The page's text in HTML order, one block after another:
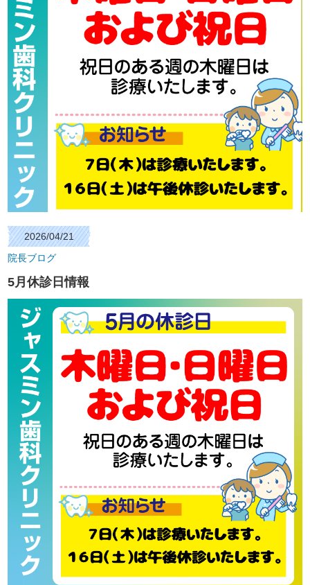
2026/04/21
院長ブログ
5月休診日情報